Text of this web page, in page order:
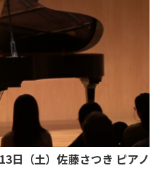
日（土）佐藤さつき ピアノ